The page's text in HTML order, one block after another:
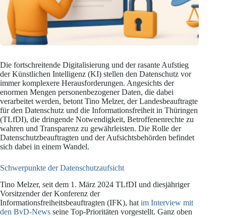
Die fortschreitende Digitalisierung und der rasante Aufstieg
der Künstlichen Intelligenz (KI) stellen den Datenschutz vor
immer komplexere Herausforderungen. Angesichts der
enormen Mengen personenbezogener Daten, die dabei
verarbeitet werden, betont Tino Melzer, der Landesbeauftragte
für den Datenschutz und die Informationsfreiheit in Thüringen
(TLfDI), die dringende Notwendigkeit, Betroffenenrechte zu
wahren und Transparenz zu gewährleisten. Die Rolle der
Datenschutzbeauftragten und der Aufsichtsbehörden befindet
sich dabei in einem Wandel.
Schwerpunkte der Datenschutzaufsicht
Tino Melzer, seit dem 1. März 2024 TLfDI und diesjähriger
Vorsitzender der Konferenz der
Informationsfreiheitsbeauftragten (IFK), hat im Interview mit
den BvD-News seine Top-Prioritäten vorgestellt. Ganz oben